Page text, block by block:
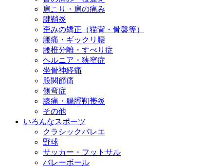
肩こり・肩の痛み
腱鞘炎
歪みの矯正（猫背・骨盤等）
腰痛・ギックリ腰
腰椎分離・すべり症
ヘルニア・狭窄症
坐骨神経痛
股関節痛
側弯症
膝痛・腸脛靭帯炎
その他
いろんなスポーツ
クラシックバレエ
野球
サッカー・フットサル
バレーボール